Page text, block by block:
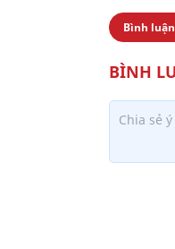
Bình luận